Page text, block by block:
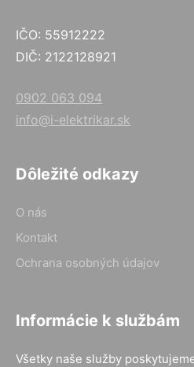
IČO: 55912222
DIČ: 2122128921
0902 063 094
info@i-elektrikar.sk
Dôležité odkazy
O nás
Kontakt
Ochrana osobných údajov
Informácie k službám
Všetky naše služby